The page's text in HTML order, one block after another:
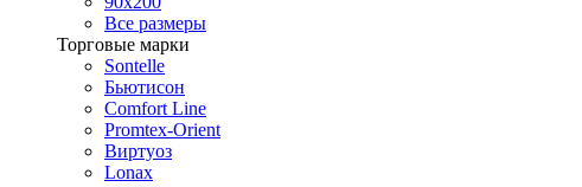
Все размеры
Торговые марки
Sontelle
Бьютисон
Comfort Line
Promtex-Orient
Виртуоз
Lonax